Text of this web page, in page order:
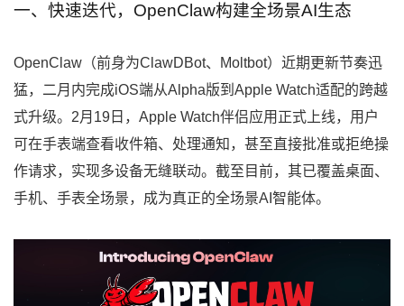
一、快速迭代，OpenClaw构建全场景AI生态
OpenClaw（前身为ClawDBot、Moltbot）近期更新节奏迅
猛，二月内完成iOS端从Alpha版到Apple Watch适配的跨越
式升级。2月19日，Apple Watch伴侣应用正式上线，用户
可在手表端查看收件箱、处理通知，甚至直接批准或拒绝操
作请求，实现多设备无缝联动。截至目前，其已覆盖桌面、
手机、手表全场景，成为真正的全场景AI智能体。